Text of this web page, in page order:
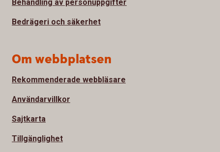
Behandling av personuppgifter
Bedrägeri och säkerhet
Om webbplatsen
Rekommenderade webbläsare
Användarvillkor
Sajtkarta
Tillgänglighet